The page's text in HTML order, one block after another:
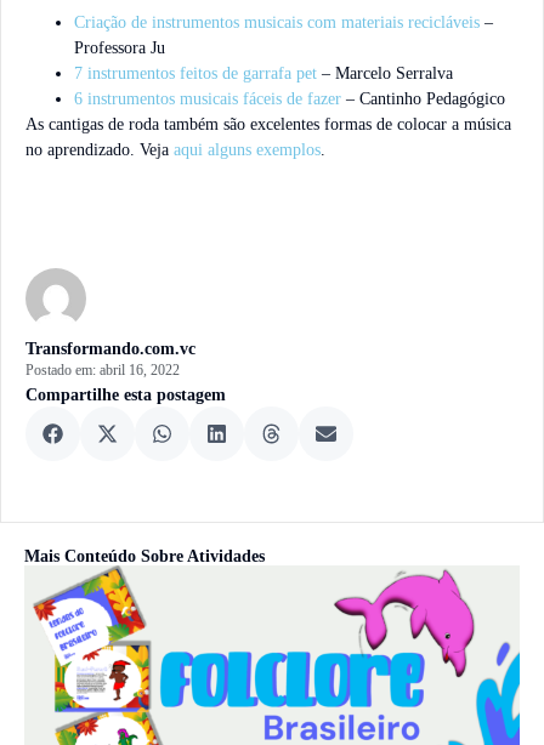
Transformando.com.vc
Postado em: abril 16, 2022
Compartilhe esta postagem
Criação de instrumentos musicais com materiais recicláveis –
Professora Ju
7 instrumentos feitos de garrafa pet – Marcelo Serralva
6 instrumentos musicais fáceis de fazer – Cantinho Pedagógico
As cantigas de roda também são excelentes formas de colocar a música
no aprendizado. Veja aqui alguns exemplos.
Mais Conteúdo Sobre Atividades